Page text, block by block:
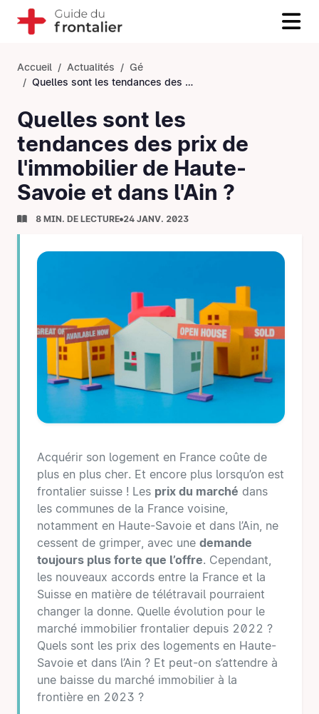
Accueil Actualités
Gé
Quelles sont les tendances des prix de l'immobilier de Haute-Savoie et dans l'Ain ?
Quelles sont les
tendances des prix de
l'immobilier de Haute-
Savoie et dans l'Ain ?
8 MIN. DE LECTURE 24 JANV. 2023
Acquérir son logement en France coûte de
plus en plus cher. Et encore plus lorsqu’on est
frontalier suisse ! Les prix du marché dans
les communes de la France voisine,
notamment en Haute-Savoie et dans l’Ain, ne
cessent de grimper, avec une demande
toujours plus forte que l’offre. Cependant,
les nouveaux accords entre la France et la
Suisse en matière de télétravail pourraient
changer la donne. Quelle évolution pour le
marché immobilier frontalier depuis 2022 ?
Quels sont les prix des logements en Haute-
Savoie et dans l’Ain ? Et peut-on s’attendre à
une baisse du marché immobilier à la
frontière en 2023 ?